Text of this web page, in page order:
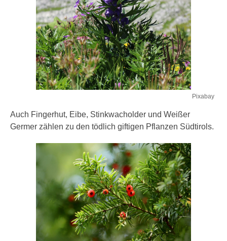
Pixabay
Auch Fingerhut, Eibe, Stinkwacholder und Weißer
Germer zählen zu den tödlich giftigen Pflanzen Südtirols.